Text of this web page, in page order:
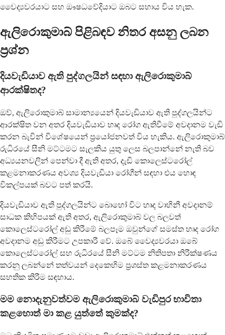
වෛද්‍යවරයාට සහ ඖෂධවේදියාට ඔබට සහාය විය හැක.
ඇලිරොකුමාබ් පිළිබඳව නිතර අසනු ලබන
ප්‍රශ්න
දියවැඩියාව ඇති පුද්ගලයින් සඳහා ඇලිරොකුමාබ්
ආරක්ෂිතද?
ඔව්, ඇලිරොකුමාබ් සාමාන්‍යයෙන් දියවැඩියාව ඇති පුද්ගලයින්ට
ආරක්ෂිත වන අතර දියවැඩියාව හෘද රෝග ඇතිවීමේ අවදානම වැඩි
කරන බැවින් විශේෂයෙන් ප්‍රයෝජනවත් විය හැකිය. ඇලිරොකුමාබ්
රුධිරයේ සීනි මට්ටමට සැලකිය යුතු ලෙස බලපාන්නේ නැති බව
අධ්‍යයනවලින් පෙන්වා දී ඇති අතර, දැඩි කොලෙස්ටරෝල්
කළමනාකරණය අවශ්‍ය දියවැඩියා රෝගීන් සඳහා එය හොඳ
විකල්පයක් බවට පත් කරයි.
දියවැඩියාව ඇති පුද්ගලයින්ට බොහෝ විට හෘද වාහිනී අවදානම්
සාධක කිහිපයක් ඇති අතර, ඇලිරොකුමාබ් වල බලවත්
කොලෙස්ටරෝල් අඩු කිරීමේ බලපෑම ඔවුන්ගේ සමස්ත හෘද රෝග
අවදානම අඩු කිරීමට උපකාරී වේ. ඔබේ වෛද්‍යවරයා ඔබේ
කොලෙස්ටරෝල් සහ රුධිරයේ සීනි මට්ටම නිතිපතා නිරීක්ෂණය
කරනු ලබන්නේ තත්වයන් දෙකෙහිම ප්‍රශස්ත කළමනාකරණය
සහතික කිරීම සඳහාය.
මම නොදැනුවත්වම ඇලිරොකුමාබ් වැඩිපුර භාවිතා
කළහොත් මා කළ යුත්තේ කුමක්ද?